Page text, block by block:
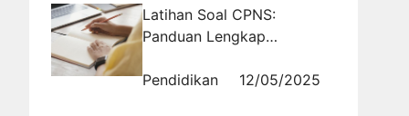
Latihan Soal CPNS:
Panduan Lengkap
Kompetensi Dasar
Pendidikan 12/05/2025